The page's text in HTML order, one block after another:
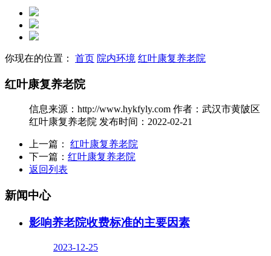
你现在的位置： 首页 院内环境 红叶康复养老院
红叶康复养老院
信息来源：http://www.hykfyly.com 作者：武汉市黄陂区
红叶康复养老院 发布时间：2022-02-21
上一篇： 红叶康复养老院
下一篇： 红叶康复养老院
返回列表
新闻中心
影响养老院收费标准的主要因素
2023-12-25